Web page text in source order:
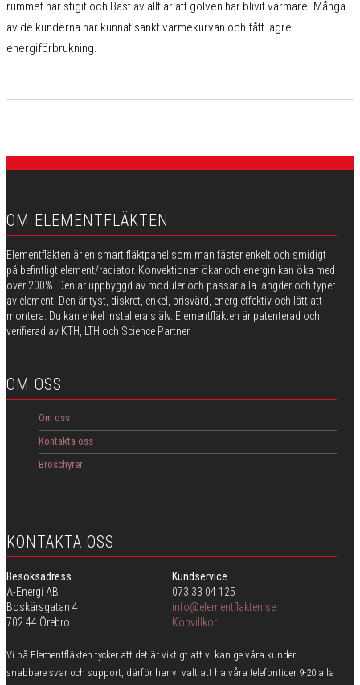
rummet har stigit och Bäst av allt är att golven har blivit varmare. Många
av de kunderna har kunnat sänkt värmekurvan och fått lägre
energiförbrukning.
OM ELEMENTFLÄKTEN
Elementfläkten är en smart fläktpanel som man fäster enkelt och smidigt
på befintligt element/radiator. Konvektionen ökar och energin kan öka med
över 200%. Den är uppbyggd av moduler och passar alla längder och typer
av element. Den är tyst, diskret, enkel, prisvärd, energieffektiv och lätt att
montera. Du kan enkel installera själv. Elementfläkten är patenterad och
verifierad av KTH, LTH och Science Partner.
OM OSS
Om oss
Kontakta oss
Broschyrer
KONTAKTA OSS
Besöksadress
A-Energi AB
Boskärsgatan 4
702 44 Örebro
Kundservice
073 33 04 125
info@elementflakten.se
Köpvillkor
Vi på Elementfläkten tycker att det är viktigt att vi kan ge våra kunder
snabbare svar och support, därför har vi valt att ha våra telefontider 9-20 alla